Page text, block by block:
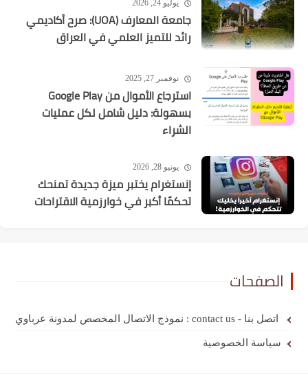
يوليو 24, 2026
جامعة المعارف (UOA): صرح أكاديمي
رائد للتميز العلمي في العراق
نوفمبر 27, 2025
استرجاع الأموال من Google Play
بسهولة: دليل شامل لكل عمليات
الشراء
يونيو 28, 2026
إنستغرام يختبر ميزة جديدة تمنحك
تحكمًا أكبر في خوارزمية الاقتراحات
الصفحات
اتصل بنا - contact us : نموذج الاتصال المخصص لمدونة عرباوي
سياسة الخصوصية